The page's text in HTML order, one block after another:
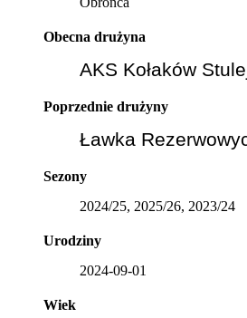
Obecna drużyna
AKS Kołaków
Poprzednie drużyny
Ławka
Sezony
2024/25, 2025/26, 2023/24
Urodziny
2024-09-01
Wiek